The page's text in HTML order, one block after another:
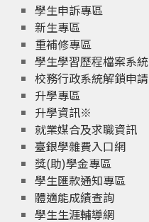
學生申訴專區
新生專區
重補修專區
學生學習歷程檔案系統
校務行政系統解鎖申請
升學專區
升學資訊※
就業媒合及求職資訊
臺銀學雜費入口網
獎(助)學金專區
學生匯款通知專區
體適能成績查詢
學生生涯輔導網